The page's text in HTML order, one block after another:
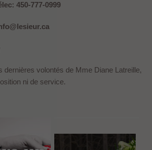
450-777-0999
dernières volontés de Mme Diane Latreille,
ni de service.